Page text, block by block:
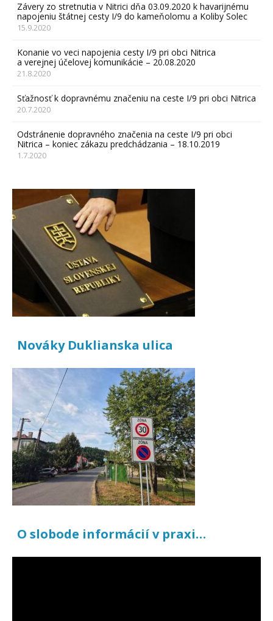
Závery zo stretnutia v Nitrici dňa 03.09.2020 k havarijnému
napojeniu štátnej cesty I/9 do kameňolomu a Koliby Solec
15.9.2020
Konanie vo veci napojenia cesty I/9 pri obci Nitrica
a verejnej účelovej komunikácie – 20.08.2020
21.8.2020
Sťažnosť k dopravnému značeniu na ceste I/9 pri obci Nitrica
20.7.2020
Odstránenie dopravného značenia na ceste I/9 pri obci
Nitrica – koniec zákazu predchádzania – 18.10.2019
1.7.2020
Nováky Duklianska ulica
O slobode informácií v praxi…